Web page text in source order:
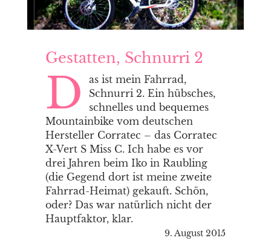
Gestatten, Schnurri 2
D
as ist mein Fahrrad,
Schnurri 2. Ein hübsches,
schnelles und bequemes
Mountainbike vom deutschen
Hersteller Corratec – das Corratec
X-Vert S Miss C. Ich habe es vor
drei Jahren beim Iko in Raubling
(die Gegend dort ist meine zweite
Fahrrad-Heimat) gekauft. Schön,
oder? Das war natürlich nicht der
Hauptfaktor, klar.
9. August 2015